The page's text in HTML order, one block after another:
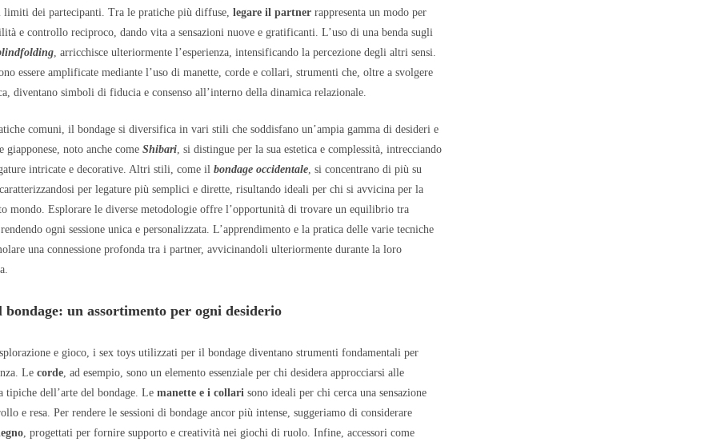
limiti dei partecipanti. Tra le pratiche più diffuse, legare il partner rappresenta un modo per
e controllo reciproco, dando vita a sensazioni nuove e gratificanti. L’uso di una benda sugli
, arricchisce ulteriormente l’esperienza, intensificando la percezione degli altri sensi.
essere amplificate mediante l’uso di manette, corde e collari, strumenti che, oltre a svolgere
diventano simboli di fiducia e consenso all’interno della dinamica relazionale.
comuni, il bondage si diversifica in vari stili che soddisfano un’ampia gamma di desideri e
giapponese, noto anche come Shibari, si distingue per la sua estetica e complessità, intrecciando
intricate e decorative. Altri stili, come il bondage occidentale, si concentrano di più su
per legature più semplici e dirette, risultando ideali per chi si avvicina per la
mondo. Esplorare le diverse metodologie offre l’opportunità di trovare un equilibrio tra
ogni sessione unica e personalizzata. L’apprendimento e la pratica delle varie tecniche
una connessione profonda tra i partner, avvicinandoli ulteriormente durante la loro
bondage: un assortimento per ogni desiderio
e gioco, i sex toys utilizzati per il bondage diventano strumenti fondamentali per
Le corde, ad esempio, sono un elemento essenziale per chi desidera approcciarsi alle
tipiche dell’arte del bondage. Le manette e i collari sono ideali per chi cerca una sensazione
e resa. Per rendere le sessioni di bondage ancor più intense, suggeriamo di considerare
, progettati per fornire supporto e creatività nei giochi di ruolo. Infine, accessori come